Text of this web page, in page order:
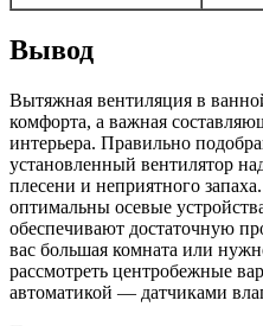
Вывод
Вытяжная вентиляция в
комфорта, а важная
интерьера. Правильно
установленный вентилятор
плесени и неприятного
оптимальны осевые
обеспечивают достаточную
вас большая комната или
рассмотреть центробежные
автоматикой — датчиками